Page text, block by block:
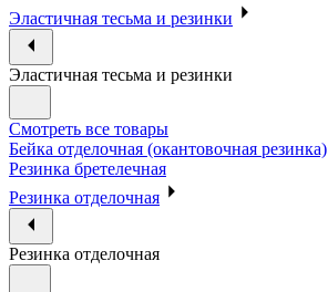
Эластичная тесьма и резинки
Эластичная тесьма и резинки
Смотреть все товары
Бейка отделочная (окантовочная резинка)
Резинка бретелечная
Резинка отделочная
Резинка отделочная